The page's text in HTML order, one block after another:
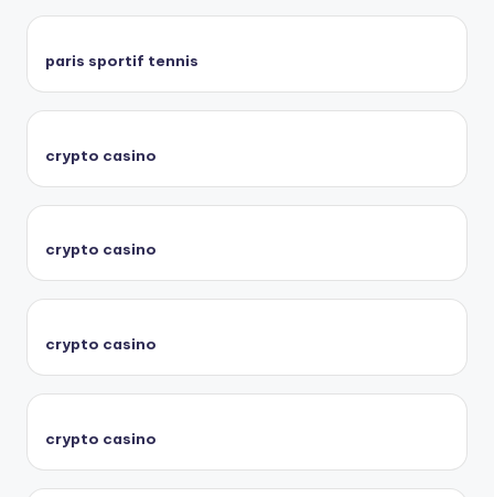
paris sportif tennis
crypto casino
crypto casino
crypto casino
crypto casino